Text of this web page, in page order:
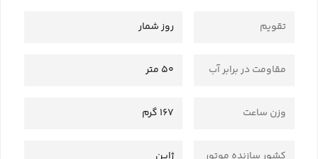
تقویم روز شمار
مقاومت در برابر آب 50 متر
وزن ساعت 167 گرم